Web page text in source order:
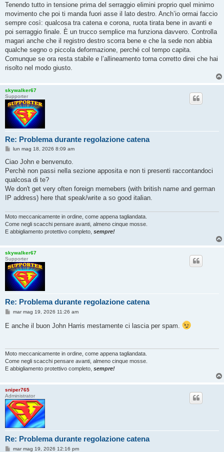
i
o
Tenendo tutto in tensione prima del serraggio elimini proprio quel minimo
movimento che poi ti manda fuori asse il lato destro. Anch’io ormai faccio
sempre così: qualcosa tra catena e corona, ruota tirata bene in avanti e
poi serraggio finale. È un trucco semplice ma funziona davvero. Controlla
magari anche che il registro destro scorra bene e che la sede non abbia
qualche segno o piccola deformazione, perché col tempo capita.
Comunque se ora resta stabile e l’allineamento torna corretto direi che hai
risolto nel modo giusto.
skywalker67
Supporter
Re: Problema durante regolazione catena
M
s
a
g
i
o
lun mag 18, 2026 8:09 am
Ciao John e benvenuto.
Perchè non passi nella sezione apposita e non ti presenti raccontandoci
qualcosa di te?
We don't get very often foreign memebers (with british name and german
IP address) here that speak/write a so good italian.
Moto meccanicamente in ordine, come appena tagliandata.
Come negli scacchi pensare avanti, almeno cinque mosse.
E abbigliamento protettivo completo, sempre!
skywalker67
Supporter
Re: Problema durante regolazione catena
M
s
i
o
mar mag 19, 2026 11:26 am
E anche il buon John Harris mestamente ci lascia per spam.
Moto meccanicamente in ordine, come appena tagliandata.
Come negli scacchi pensare avanti, almeno cinque mosse.
E abbigliamento protettivo completo, sempre!
sniper765
Administrator
Re: Problema durante regolazione catena
Mmar mag 19, 2026 12:16 pm